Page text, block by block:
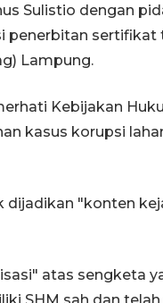
Sulistio dengan
penerbitan
Lampung.
Kebijakan
kasus korupsi
"konten
atas sengketa
SHM sah dan